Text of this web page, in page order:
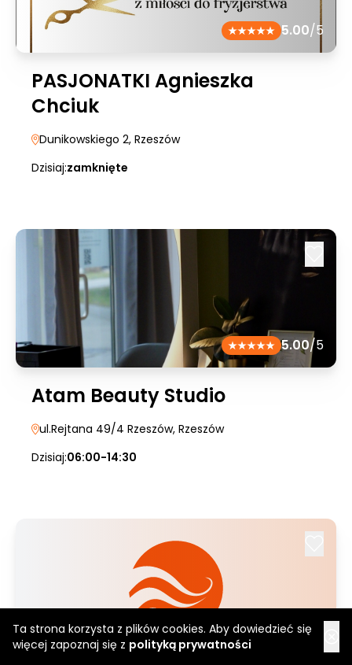
5.00/5
PASJONATKI Agnieszka
Chciuk
Dunikowskiego 2, Rzeszów
Dzisiaj:zamknięte
5.00/5
Atam Beauty Studio
ul.Rejtana 49/4 Rzeszów, Rzeszów
Dzisiaj:06:00-14:30
Ta strona korzysta z plików cookies. Aby dowiedzieć się
więcej zapoznaj się z polityką prywatności